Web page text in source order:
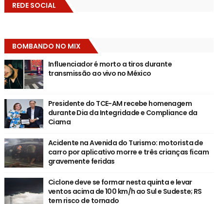
REDE SOCIAL
BOMBANDO NO MIX
Influenciador é morto a tiros durante
transmissão ao vivo no México
Presidente do TCE-AM recebe homenagem
durante Dia da Integridade e Compliance da
Ciama
Acidente na Avenida do Turismo: motorista de
carro por aplicativo morre e três crianças ficam
gravemente feridas
Ciclone deve se formar nesta quinta e levar
ventos acima de 100 km/h ao Sul e Sudeste; RS
tem risco de tornado